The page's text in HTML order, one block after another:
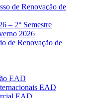
de Renovação de
– 2° Semestre
2026
de Renovação de
EAD
EAD
EAD